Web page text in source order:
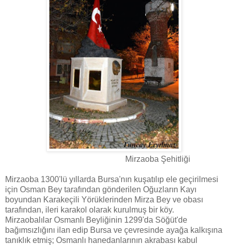
Mirzaoba Şehitliği
Mirzaoba 1300'lü yıllarda Bursa'nın kuşatılıp ele geçirilmesi
için Osman Bey tarafından gönderilen Oğuzların Kayı
boyundan Karakeçili Yörüklerinden Mirza Bey ve obası
tarafından, ileri karakol olarak kurulmuş bir köy.
Mirzaobalılar Osmanlı Beyliğinin 1299'da Söğüt'de
bağımsızlığını ilan edip Bursa ve çevresinde ayağa kalkışına
tanıklık etmiş; Osmanlı hanedanlarının akrabası kabul